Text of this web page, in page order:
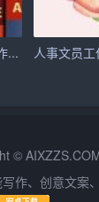
有待进一步
协调各部门
以下未来发展
... 人事文员
©
作、创意文案